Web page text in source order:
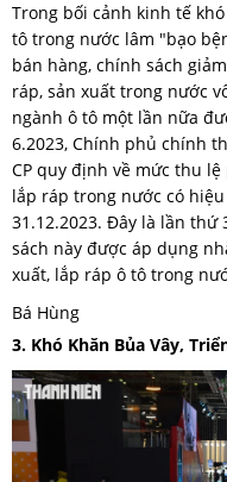
Trong bối cảnh kinh tế
tô trong nước lâm "bạo
bán hàng, chính sách
ráp, sản xuất trong nước
ngành ô tô một lần nữa
6.2023, Chính phủ chính
CP quy định về mức thu
lắp ráp trong nước có
31.12.2023. Đây là lần thứ
sách này được áp dụng
xuất, lắp ráp ô tô trong
Bá Hùng
3. Khó Khăn Bủa Vây,